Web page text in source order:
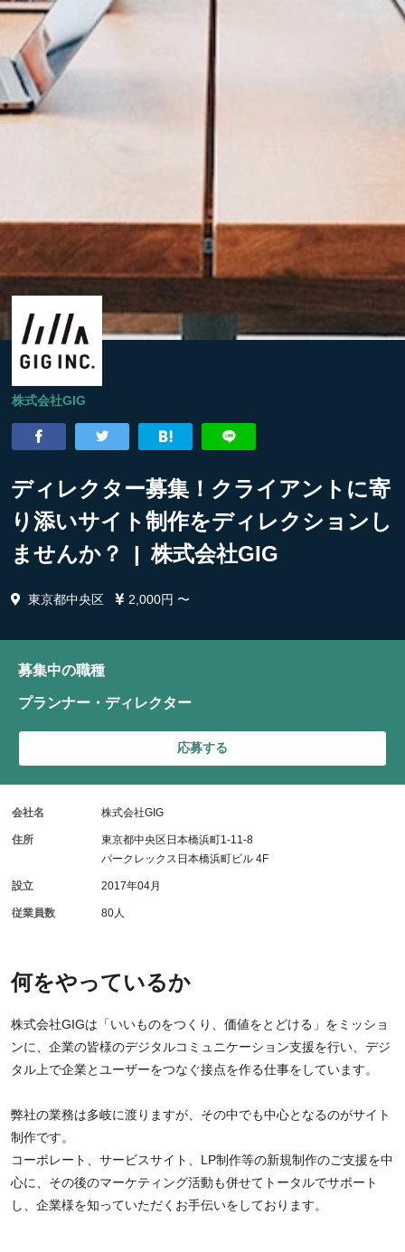
株式会社GIG
ディレクター募集！クライアントに寄
り添いサイト制作をディレクションし
ませんか？ | 株式会社GIG
東京都中央区 2,000円 〜
何をやっているか
株式会社GIGは「いいものをつくり、価値をとどける」をミッショ
ンに、企業の皆様のデジタルコミュニケーション支援を行い、デジ
タル上で企業とユーザーをつなぐ接点を作る仕事をしています。
弊社の業務は多岐に渡りますが、その中でも中心となるのがサイト
制作です。
コーポレート、サービスサイト、LP制作等の新規制作のご支援を中
心に、その後のマーケティング活動も併せてトータルでサポート
し、企業様を知っていただくお手伝いをしております。
募集中の職種
プランナー・ディレクター
応募する
会社名 株式会社GIG
住所
東京都中央区日本橋浜町1-11-8
パークレックス日本橋浜町ビル 4F
設立 2017年04月
従業員数 80人